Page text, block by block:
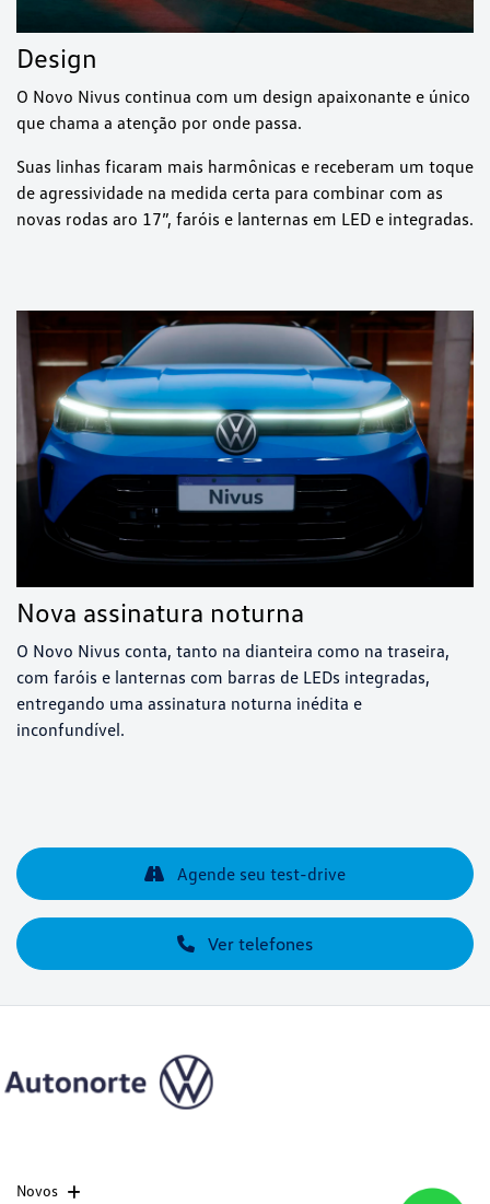
Design
O Novo Nivus continua com um design apaixonante e único
que chama a atenção por onde passa.
Suas linhas ficaram mais harmônicas e receberam um toque
de agressividade na medida certa para combinar com as
novas rodas aro 17”, faróis e lanternas em LED e integradas.
Nova assinatura noturna
O Novo Nivus conta, tanto na dianteira como na traseira,
com faróis e lanternas com barras de LEDs integradas,
entregando uma assinatura noturna inédita e
inconfundível.
Ver telefones
Agende seu test-drive
Novos